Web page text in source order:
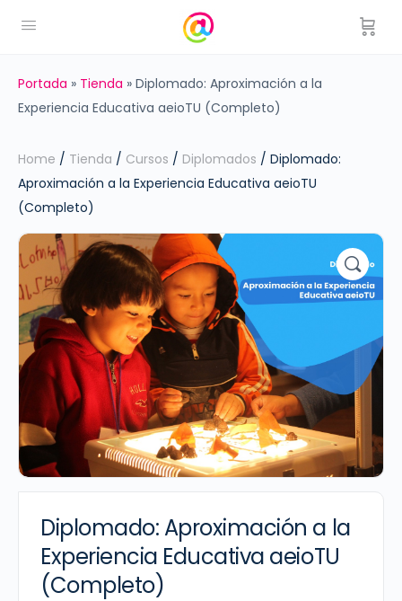
Portada » Tienda » Diplomado: Aproximación a la
Experiencia Educativa aeioTU (Completo)
Home / Tienda / Cursos / Diplomados / Diplomado:
Aproximación a la Experiencia Educativa aeioTU
(Completo)
Diplomado: Aproximación a la
Experiencia Educativa aeioTU
(Completo)